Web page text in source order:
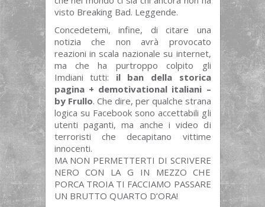
visto Breaking Bad. Leggende.
Concedetemi, infine, di citare una
notizia che non avrà provocato
reazioni in scala nazionale su internet,
ma che ha purtroppo colpito gli
Imdiani tutti: il ban della storica
pagina + demotivational italiani –
by Frullo. Che dire, per qualche strana
logica su Facebook sono accettabili gli
utenti paganti, ma anche i video di
terroristi che decapitano vittime
innocenti.
MA NON PERMETTERTI DI SCRIVERE
NERO CON LA G IN MEZZO CHE
PORCA TROIA TI FACCIAMO PASSARE
UN BRUTTO QUARTO D’ORA!